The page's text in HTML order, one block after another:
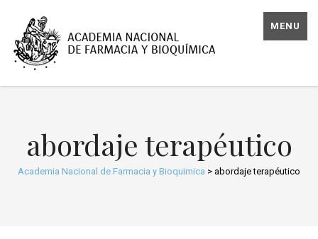
MENU
abordaje terapéutico
Academia Nacional de Farmacia y Bioquimica > abordaje terapéutico